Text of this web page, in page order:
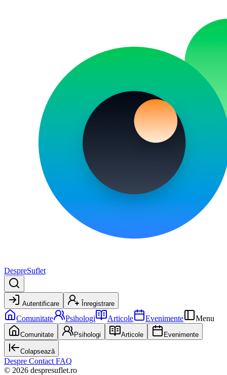
DespreSuflet
Autentificare Înregistrare
Comunitate Psihologi Articole Evenimente Menu
Comunitate Psihologi Articole Evenimente
Colapsează
Despre Contact FAQ
© 2026 despresuflet.ro